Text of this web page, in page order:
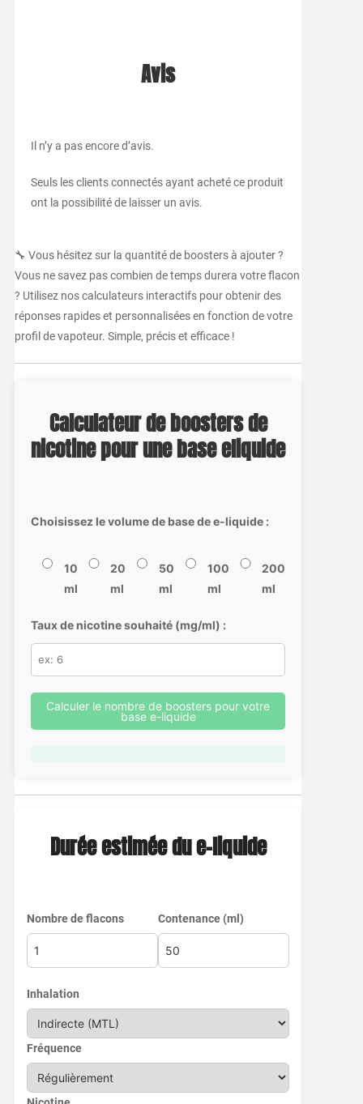
Avis
Il n’y a pas encore d’avis.
Seuls les clients connectés ayant acheté ce produit
ont la possibilité de laisser un avis.
🔧 Vous hésitez sur la quantité de boosters à ajouter ?
Vous ne savez pas combien de temps durera votre flacon
? Utilisez nos calculateurs interactifs pour obtenir des
réponses rapides et personnalisées en fonction de votre
profil de vapoteur. Simple, précis et efficace !
Calculateur de boosters de
nicotine pour une base eliquide
Choisissez le volume de base de e-liquide :
10
ml
20
ml
50
ml
100
ml
200
ml
Taux de nicotine souhaité (mg/ml) :
Calculer le nombre de boosters pour votre
base e-liquide
Durée estimée du e-liquide
Nombre de flacons Contenance (ml)
Inhalation
Fréquence